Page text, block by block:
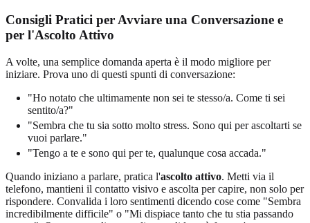
Consigli Pratici per Avviare una Conversazione e
per l'Ascolto Attivo
A volte, una semplice domanda aperta è il modo migliore per
iniziare. Prova uno di questi spunti di conversazione:
"Ho notato che ultimamente non sei te stesso/a. Come ti sei
sentito/a?"
"Sembra che tu sia sotto molto stress. Sono qui per ascoltarti se
vuoi parlare."
"Tengo a te e sono qui per te, qualunque cosa accada."
Quando iniziano a parlare, pratica l'ascolto attivo. Metti via il
telefono, mantieni il contatto visivo e ascolta per capire, non solo per
rispondere. Convalida i loro sentimenti dicendo cose come "Sembra
incredibilmente difficile" o "Mi dispiace tanto che tu stia passando